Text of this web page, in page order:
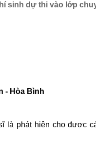
sinh dự thi vào lớp
- Hòa Bình
là phát hiện cho được